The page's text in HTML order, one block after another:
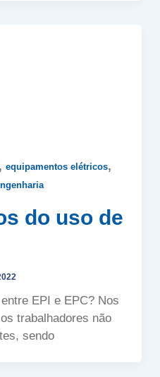
equipamentos elétricos,
do uso de
EPI e EPC? Nos
trabalhadores não
sendo